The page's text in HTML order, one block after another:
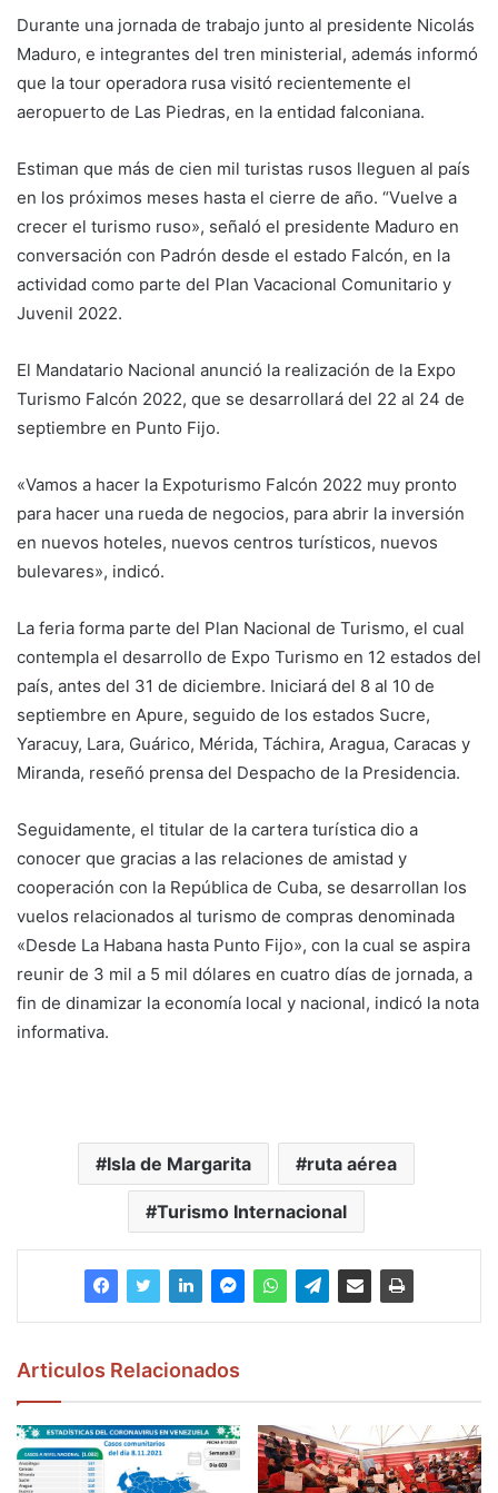
Durante una jornada de trabajo junto al presidente Nicolás
Maduro, e integrantes del tren ministerial, además informó
que la tour operadora rusa visitó recientemente el
aeropuerto de Las Piedras, en la entidad falconiana.
Estiman que más de cien mil turistas rusos lleguen al país
en los próximos meses hasta el cierre de año. “Vuelve a
crecer el turismo ruso», señaló el presidente Maduro en
conversación con Padrón desde el estado Falcón, en la
actividad como parte del Plan Vacacional Comunitario y
Juvenil 2022.
El Mandatario Nacional anunció la realización de la Expo
Turismo Falcón 2022, que se desarrollará del 22 al 24 de
septiembre en Punto Fijo.
«Vamos a hacer la Expoturismo Falcón 2022 muy pronto
para hacer una rueda de negocios, para abrir la inversión
en nuevos hoteles, nuevos centros turísticos, nuevos
bulevares», indicó.
La feria forma parte del Plan Nacional de Turismo, el cual
contempla el desarrollo de Expo Turismo en 12 estados del
país, antes del 31 de diciembre. Iniciará del 8 al 10 de
septiembre en Apure, seguido de los estados Sucre,
Yaracuy, Lara, Guárico, Mérida, Táchira, Aragua, Caracas y
Miranda, reseñó prensa del Despacho de la Presidencia.
Seguidamente, el titular de la cartera turística dio a
conocer que gracias a las relaciones de amistad y
cooperación con la República de Cuba, se desarrollan los
vuelos relacionados al turismo de compras denominada
«Desde La Habana hasta Punto Fijo», con la cual se aspira
reunir de 3 mil a 5 mil dólares en cuatro días de jornada, a
fin de dinamizar la economía local y nacional, indicó la nota
informativa.
Isla de Margarita ruta aérea
Turismo Internacional
Articulos Relacionados